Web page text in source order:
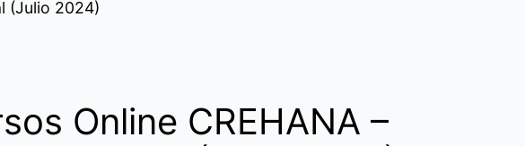
(Julio 2024)
Online CREHANA –